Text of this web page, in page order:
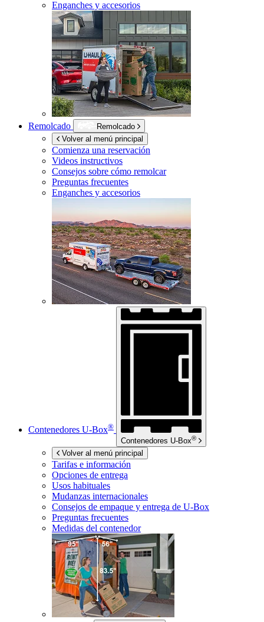
Enganches y accesorios
Remolcado
Remolcado
Volver al menú principal
Comienza una reservación
Videos instructivos
Consejos sobre cómo remolcar
Preguntas frecuentes
Enganches y accesorios
Contenedores U-Box®
Contenedores U-Box®
Volver al menú principal
Tarifas e información
Opciones de entrega
Usos habituales
Mudanzas internacionales
Consejos de empaque y entrega de U-Box
Preguntas frecuentes
Medidas del contenedor